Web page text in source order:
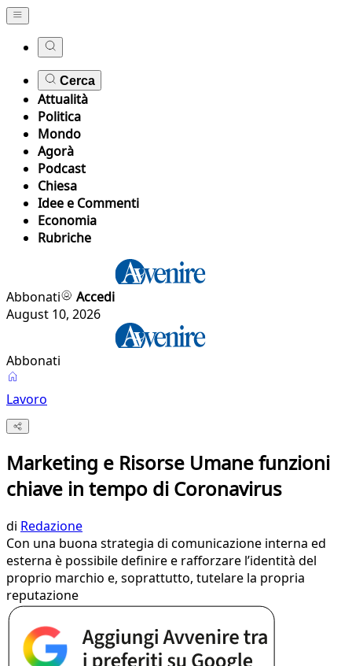
Cerca
Attualità
Politica
Mondo
Agorà
Podcast
Chiesa
Idee e Commenti
Economia
Rubriche
Abbonati
Accedi
August 10, 2026
Abbonati
Lavoro
Marketing e Risorse Umane funzioni
chiave in tempo di Coronavirus
di Redazione
Con una buona strategia di comunicazione interna ed
esterna è possibile definire e rafforzare l’identità del
proprio marchio e, soprattutto, tutelare la propria
reputazione